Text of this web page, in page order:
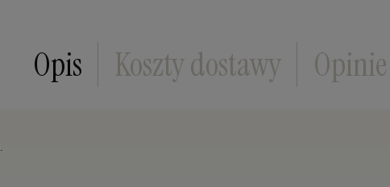
Opis Koszty dostawy Opinie